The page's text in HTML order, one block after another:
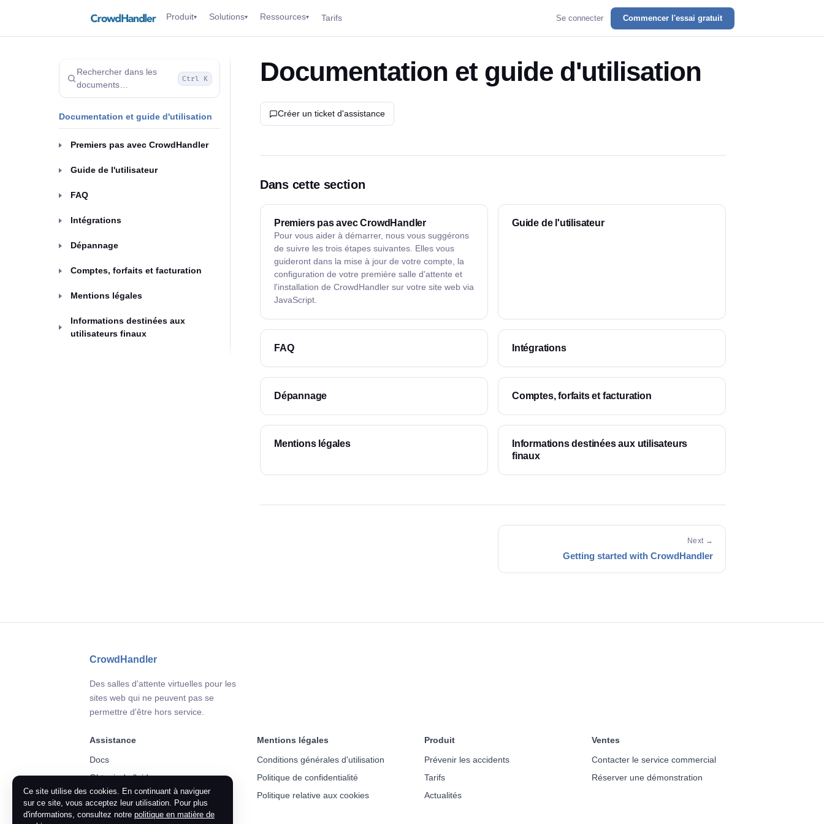
Produit▾ Solutions▾ Ressources▾ Tarifs Se connecter Commencer l'essai gratuit
Rechercher dans les
documents…
Ctrl K
Documentation et guide d'utilisation
Premiers pas avec CrowdHandler
Guide de l'utilisateur
FAQ
Intégrations
Dépannage
Comptes, forfaits et facturation
Mentions légales
Informations destinées aux
utilisateurs finaux
Documentation et guide d'utilisation
Créer un ticket d'assistance
Dans cette section
Premiers pas avec CrowdHandler
Pour vous aider à démarrer, nous vous suggérons
de suivre les trois étapes suivantes. Elles vous
guideront dans la mise à jour de votre compte, la
configuration de votre première salle d'attente et
l'installation de CrowdHandler sur votre site web via
JavaScript.
Guide de l'utilisateur
FAQ Intégrations
Dépannage Comptes, forfaits et facturation
Mentions légales
Informations destinées aux utilisateurs
finaux
Next →
Getting started with CrowdHandler
CrowdHandler
Des salles d'attente virtuelles pour les
sites web qui ne peuvent pas se
permettre d'être hors service.
Assistance
Docs
Obtenir de l'aide
Mentions légales
Conditions générales d'utilisation
Politique de confidentialité
Politique relative aux cookies
Produit
Prévenir les accidents
Tarifs
Actualités
Ventes
Contacter le service commercial
Réserver une démonstration
Ce site utilise des cookies. En continuant à naviguer
sur ce site, vous acceptez leur utilisation. Pour plus
d'informations, consultez notre politique en matière de